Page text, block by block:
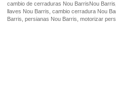
cambio de cerraduras Nou BarrisNou
llaves Nou Barris, cambio cerradura Nou
Barris, persianas Nou Barris, motorizar